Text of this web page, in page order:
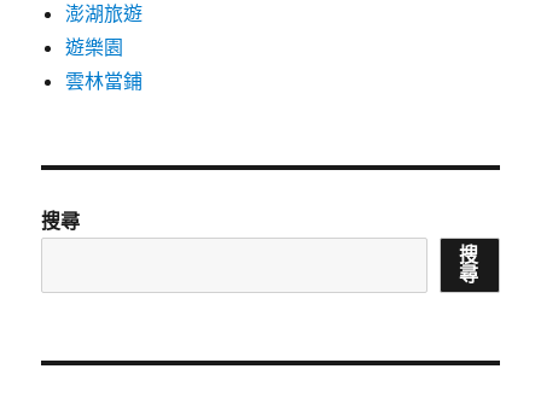
澎湖旅遊
遊樂園
雲林當鋪
搜尋
搜
尋